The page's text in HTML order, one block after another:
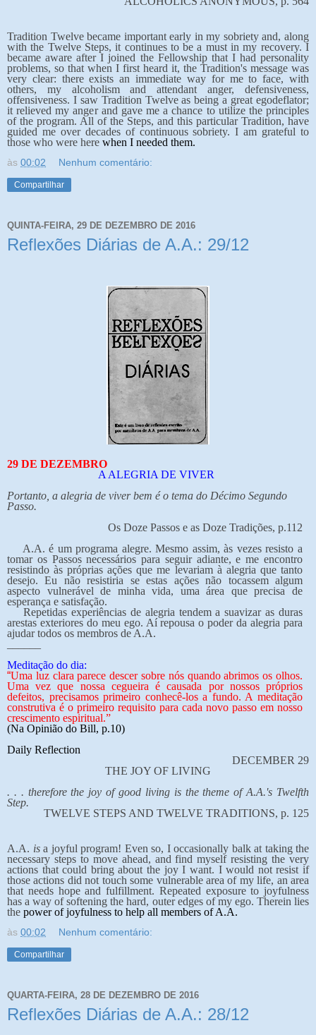
Tradition Twelve became important early in my sobriety and, along
with the Twelve Steps, it continues to be a must in my recovery. I
became aware after I joined the Fellowship that I had personality
problems, so that when I first heard it, the Tradition's message was
very clear: there exists an immediate way for me to face, with
others, my alcoholism and attendant anger, defensiveness,
offensiveness. I saw Tradition Twelve as being a great egodeflator;
it relieved my anger and gave me a chance to utilize the principles
of the program. All of the Steps, and this particular Tradition, have
guided me over decades of continuous sobriety. I am grateful to
those who were here when I needed them.
às 00:02 Nenhum comentário:
Compartilhar
QUINTA-FEIRA, 29 DE DEZEMBRO DE 2016
Reflexões Diárias de A.A.: 29/12
29 DE DEZEMBRO
A ALEGRIA DE VIVER
Portanto, a alegria de viver bem é o tema do Décimo Segundo
Passo.
Os Doze Passos e as Doze Tradições, p.112
A.A. é um programa alegre. Mesmo assim, às vezes resisto a
tomar os Passos necessários para seguir adiante, e me encontro
resistindo às próprias ações que me levariam à alegria que tanto
desejo. Eu não resistiria se estas ações não tocassem algum
aspecto vulnerável de minha vida, uma área que precisa de
esperança e satisfação.
Repetidas experiências de alegria tendem a suavizar as duras
arestas exteriores do meu ego. Aí repousa o poder da alegria para
ajudar todos os membros de A.A.
Meditação do dia:
“Uma luz clara parece descer sobre nós quando abrimos os olhos.
Uma vez que nossa cegueira é causada por nossos próprios
defeitos, precisamos primeiro conhecê-los a fundo. A meditação
construtiva é o primeiro requisito para cada novo passo em nosso
crescimento espiritual.”
(Na Opinião do Bill, p.10)
Daily Reflection
DECEMBER 29
THE JOY OF LIVING
. . . therefore the joy of good living is the theme of A.A.'s Twelfth
Step.
TWELVE STEPS AND TWELVE TRADITIONS, p. 125
A.A. is a joyful program! Even so, I occasionally balk at taking the
necessary steps to move ahead, and find myself resisting the very
actions that could bring about the joy I want. I would not resist if
those actions did not touch some vulnerable area of my life, an area
that needs hope and fulfillment. Repeated exposure to joyfulness
has a way of softening the hard, outer edges of my ego. Therein lies
the power of joyfulness to help all members of A.A.
às 00:02 Nenhum comentário:
Compartilhar
QUARTA-FEIRA, 28 DE DEZEMBRO DE 2016
Reflexões Diárias de A.A.: 28/12